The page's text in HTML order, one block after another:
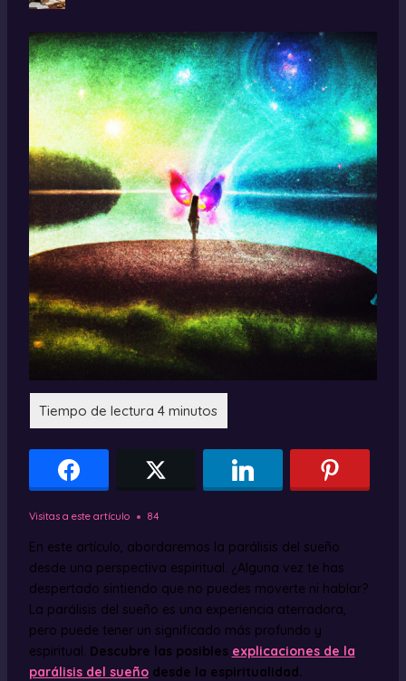
Visitas a este artículo 84
En este artículo, abordaremos la parálisis del sueño
desde una perspectiva espiritual. ¿Alguna vez te has
despertado sintiendo que no puedes moverte ni hablar?
La parálisis del sueño es una experiencia aterradora,
pero puede tener un significado más profundo y
espiritual. Descubre las posibles explicaciones de la
parálisis del sueñodesde la espiritualidad.